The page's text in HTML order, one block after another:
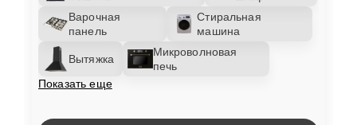
Варочная
панель
Стиральная
машина
Вытяжка
Микроволновая
печь
Показать еще